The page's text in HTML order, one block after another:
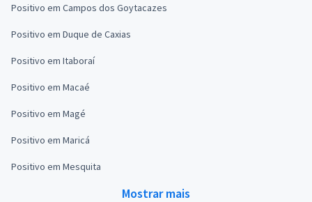
Positivo em Campos dos Goytacazes
Positivo em Duque de Caxias
Positivo em Itaboraí
Positivo em Macaé
Positivo em Magé
Positivo em Maricá
Positivo em Mesquita
Mostrar mais